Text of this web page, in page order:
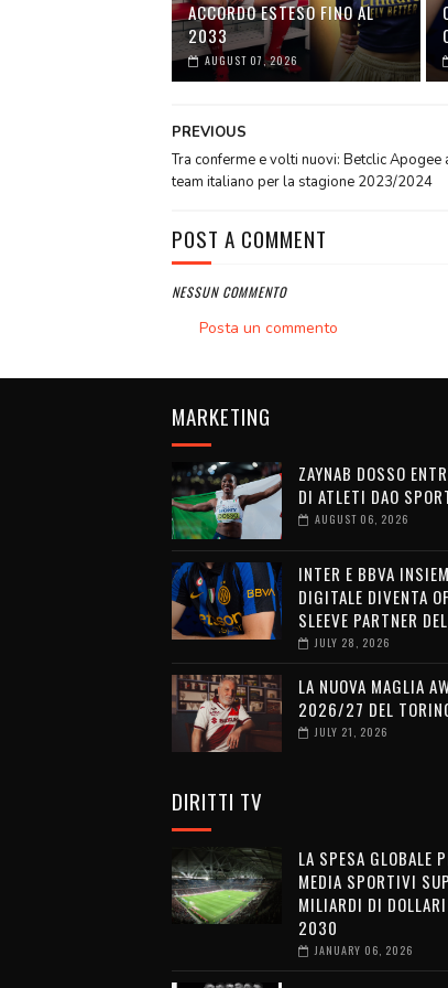
ACCORDO ESTESO FINO AL
2033
AUGUST 07, 2026
PREVIOUS
Tra conferme e volti nuovi: Betclic Apogee
team italiano per la stagione 2023/2024
POST A COMMENT
NESSUN COMMENTO
Posta un commento
MARKETING
ZAYNAB DOSSO
DI ATLETI DAO
AUGUST 06, 2026
INTER E BBVA
DIGITALE DIVENTA
SLEEVE PARTNER
JULY 28, 2026
LA NUOVA MAGLIA
2026/27 DEL
JULY 21, 2026
DIRITTI TV
LA SPESA GLOBALE
MEDIA SPORTIVI
MILIARDI DI
2030
JANUARY 06, 2026